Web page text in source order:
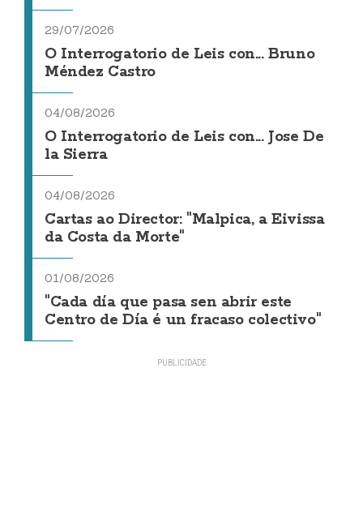
29/07/2026
O Interrogatorio de Leis con... Bruno
Méndez Castro
04/08/2026
O Interrogatorio de Leis con... Jose De
la Sierra
04/08/2026
Cartas ao Director: "Malpica, a Eivissa
da Costa da Morte"
01/08/2026
"Cada día que pasa sen abrir este
Centro de Día é un fracaso colectivo"